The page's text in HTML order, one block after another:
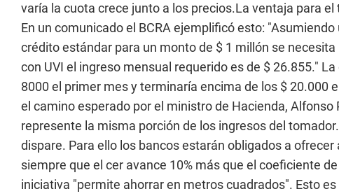
varía la cuota crece junto a los precios.La ventaja para
En un comunicado el BCRA ejemplificó esto:
crédito estándar para un monto de $ 1 millón se
con UVI el ingreso mensual requerido es de $ 26.855."
8000 el primer mes y terminaría encima de los $ 20.000
el camino esperado por el ministro de Hacienda,
represente la misma porción de los ingresos del
dispare. Para ello los bancos estarán obligados a
siempre que el cer avance 10% más que el coeficiente
iniciativa "permite ahorrar en metros cuadrados". Esto